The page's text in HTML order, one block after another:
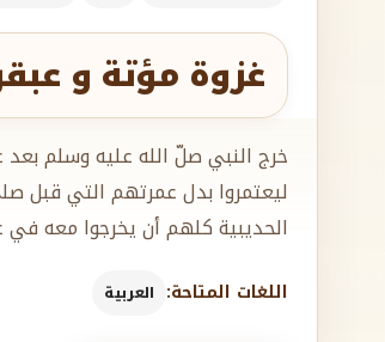
غزوة مؤتة و
ليعتمروا بدل عمرتهم التي قبل
الحديبية كلهم أن يخرجوا معه في
اللغات المتاحة: العربية